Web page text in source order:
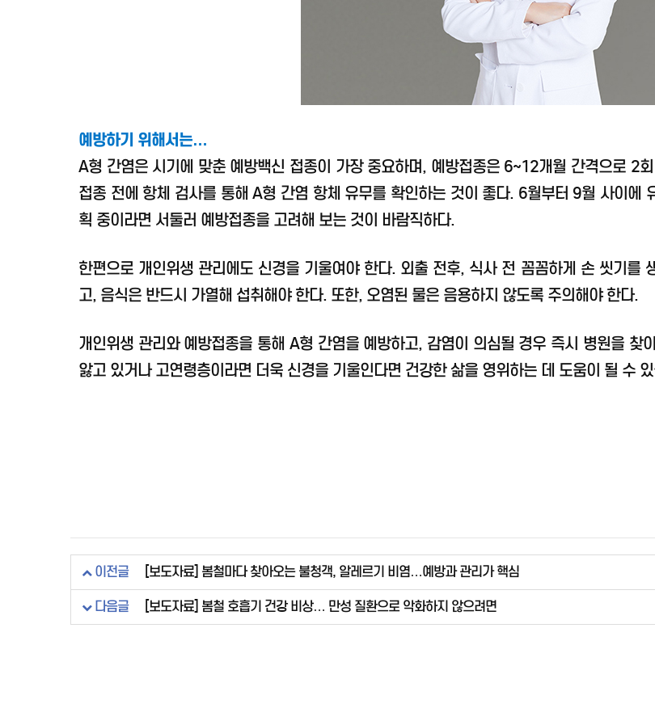
예방하기 위해서는…
A형 간염은 시기에 맞춘 예방백신 접종이 가장 중요하며, 예방접종은 6~12개월 간격으로 2
접종 전에 항체 검사를 통해 A형 간염 항체 유무를 확인하는 것이 좋다. 6월부터 9월 사이에
획 중이라면 서둘러 예방접종을 고려해 보는 것이 바람직하다.
한편으로 개인위생 관리에도 신경을 기울여야 한다. 외출 전후, 식사 전 꼼꼼하게 손 씻기를
고, 음식은 반드시 가열해 섭취해야 한다. 또한, 오염된 물은 음용하지 않도록 주의해야 한다.
개인위생 관리와 예방접종을 통해 A형 간염을 예방하고, 감염이 의심될 경우 즉시 병원을
앓고 있거나 고연령층이라면 더욱 신경을 기울인다면 건강한 삶을 영위하는 데 도움이 될 수
이전글 [보도자료] 봄철마다 찾아오는 불청객, 알레르기 비염…예방과 관리가 핵심
다음글 [보도자료] 봄철 호흡기 건강 비상… 만성 질환으로 악화하지 않으려면